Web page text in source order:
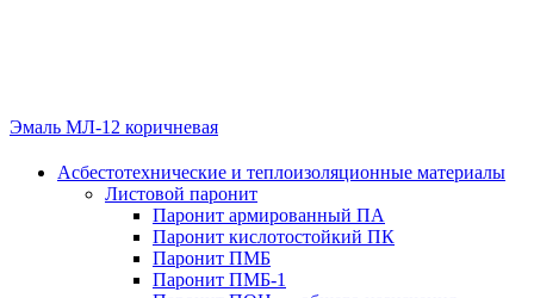
Эмаль МЛ-12 коричневая
Асбестотехнические и теплоизоляционные материалы
Листовой паронит
Паронит армированный ПА
Паронит кислотостойкий ПК
Паронит ПМБ
Паронит ПМБ-1